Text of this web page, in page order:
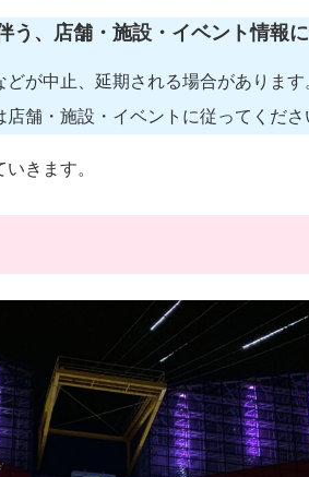
、店舗・施設・イベント情報
が中止、延期される場合がありま
舗・施設・イベントに従ってくださ
きます。